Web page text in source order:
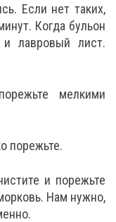
Если нет таких,
Когда бульон
лавровый лист.
мелкими
порежьте.
и порежьте
Нам нужно,